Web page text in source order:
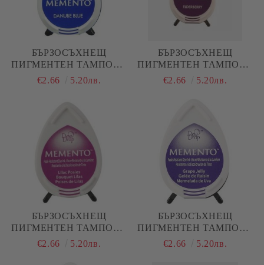
БЪРЗОСЪХНЕЩ
ПИГМЕНТЕН ТАМПОН -
MEMENTO - DANUBE
€2.66 5.20лв.
БЪРЗОСЪХНЕЩ
ПИГМЕНТЕН ТАМПОН -
MEMENTO -
€2.66 5.20лв.
БЪРЗОСЪХНЕЩ
ПИГМЕНТЕН ТАМПОН -
MEMENTO - LILAC
€2.66 5.20лв.
БЪРЗОСЪХНЕЩ
ПИГМЕНТЕН ТАМПОН -
MEMENTO - GRAPE
€2.66 5.20лв.